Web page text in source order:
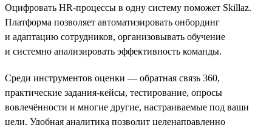
Оцифровать HR-процессы в одну систему поможет Skillaz.
Платформа позволяет автоматизировать онбординг
и адаптацию сотрудников, организовывать обучение
и системно анализировать эффективность команды.
Среди инструментов оценки — обратная связь 360,
практические задания-кейсы, тестирование, опросы
вовлечённости и многие другие, настраиваемые под ваши
цели. Удобная аналитика позволит целенаправленно